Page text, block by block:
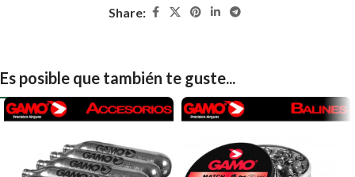
Share:
Es posible que también te guste...